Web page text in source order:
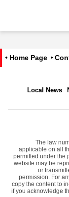
Home Page
Local
The law
applicable on
permitted under
website may be
or
permission.
copy the content
if you